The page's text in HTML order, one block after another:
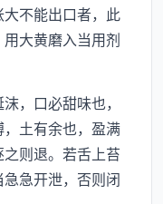
不能出口者，此
大黄磨入当用剂
，口必甜味也，
土有余也，盈满
则退。若舌上苔
急开泄，否则闭